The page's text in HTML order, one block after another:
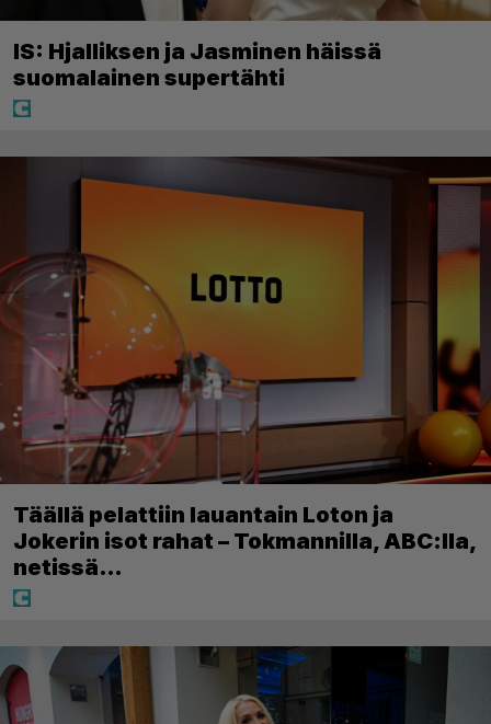
IS: Hjalliksen ja Jasminen häissä
suomalainen supertähti
Täällä pelattiin lauantain Loton ja
Jokerin isot rahat – Tokmannilla, ABC:lla,
netissä…